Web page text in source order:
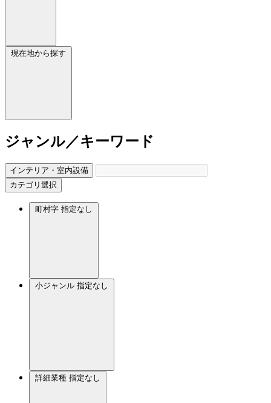
現在地から探す
ジャンル／キーワード
インテリア・室内設備
カテゴリ選択
町村字 指定なし
小ジャンル 指定なし
詳細業種 指定なし